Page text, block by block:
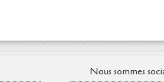
Nous sommes